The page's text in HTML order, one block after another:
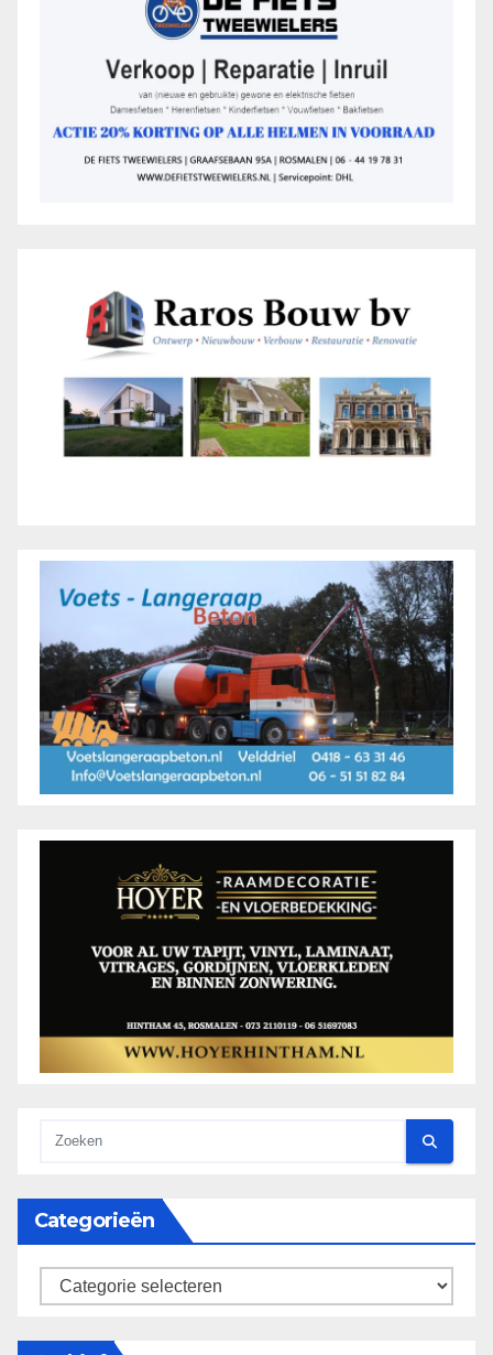
Categorieën
categorieën